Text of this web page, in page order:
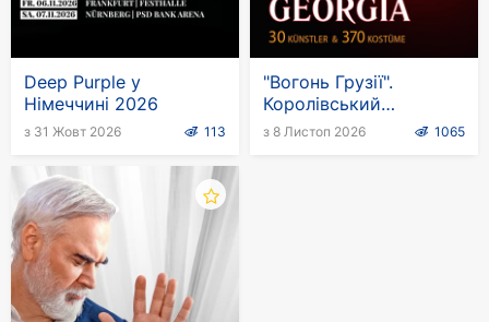
Deep Purple у
Німеччині 2026
з 31 Жовт 2026 113
"Вогонь Грузії".
Королівський
національний балет
з 8 Листоп 2026 1065